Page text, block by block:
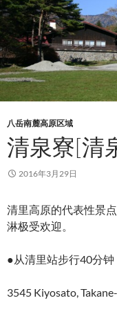
八岳南麓高原区域
清泉寮[清
2016年3月29日
清里高原的代表性景
淋极受欢迎。
●从清里站步行40分钟
3545 Kiyosato,